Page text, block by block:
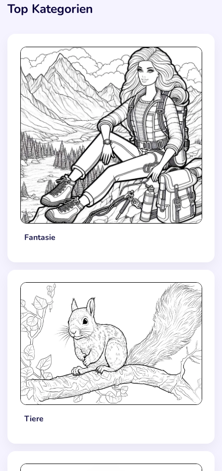
Top Kategorien
Fantasie
Tiere